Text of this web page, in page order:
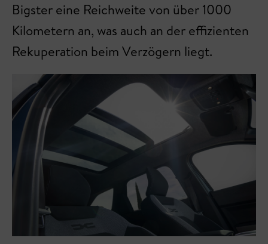
Bigster eine Reichweite von über 1000
Kilometern an, was auch an der effizienten
Rekuperation beim Verzögern liegt.